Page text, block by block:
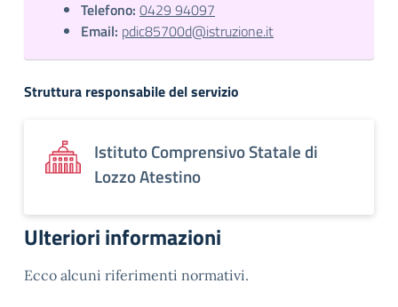
Telefono: 0429 94097
Email: pdic85700d@istruzione.it
Struttura responsabile del servizio
Istituto Comprensivo Statale di
Lozzo Atestino
Ulteriori informazioni
Ecco alcuni riferimenti normativi.